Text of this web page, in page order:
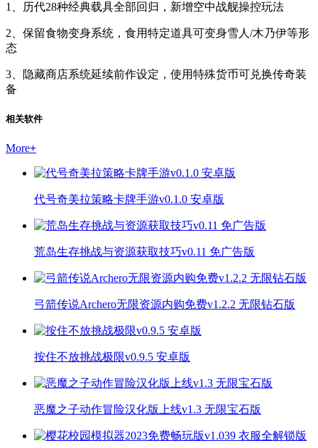
1、历代28种经典载具全部回归，新增空中战舰操控玩法
2、保留食物变身系统，食用特定道具可变身雪人/木乃伊等形
态
3、隐藏商店系统延续前作设定，使用特殊货币可兑换传奇装
备
相关软件
More+
代号奇美拉策略卡牌手游v0.1.0 安卓版
荒岛生存挑战与资源获取技巧v0.11 免广告版
弓箭传说Archero无限资源内购免费v1.2.2 无限钻石版
按住不放挑战极限v0.9.5 安卓版
恶魔之子动作冒险汉化版上线v1.3 无限宝石版